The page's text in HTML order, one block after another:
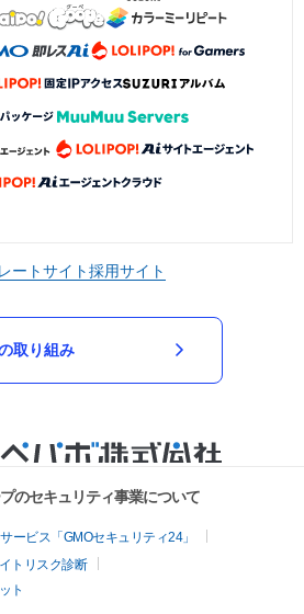
ートサイト採用サイト
取り組み
のセキュリティ事業について
ービス「GMOセキュリティ24」
トリスク診断
ト